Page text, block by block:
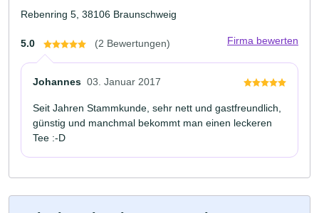
Rebenring 5, 38106 Braunschweig
5.0 (2 Bewertungen) Firma bewerten
Johannes 03. Januar 2017
Seit Jahren Stammkunde, sehr nett und gastfreundlich,
günstig und manchmal bekommt man einen leckeren
Tee :-D